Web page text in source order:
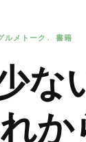
ルメトーク 書籍
な